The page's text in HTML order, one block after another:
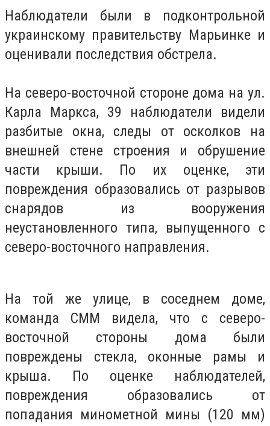
Наблюдатели были в подконтрольной
украинскому правительству Марьинке и
оценивали последствия обстрела.
На северо-восточной стороне дома на ул.
Карла Маркса, 39 наблюдатели видели
разбитые окна, следы от осколков на
внешней стене строения и обрушение
части крыши. По их оценке, эти
повреждения образовались от разрывов
снарядов из вооружения
неустановленного типа, выпущенного с
северо-восточного направления.
На той же улице, в соседнем доме,
команда СММ видела, что с северо-
восточной стороны дома были
повреждены стекла, оконные рамы и
крыша. По оценке наблюдателей,
повреждения образовались от
попадания минометной мины (120 мм)